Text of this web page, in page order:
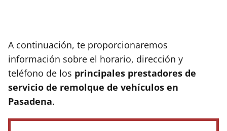
A continuación, te proporcionaremos
información sobre el horario, dirección y
teléfono de los principales prestadores de
servicio de remolque de vehículos en
Pasadena.